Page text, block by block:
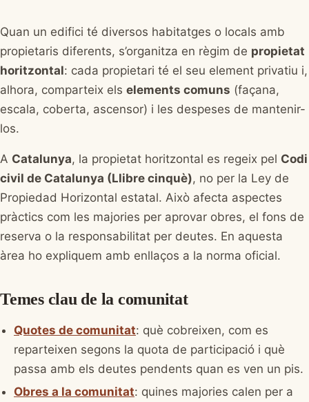
Quan un edifici té diversos habitatges o locals amb
propietaris diferents, s’organitza en règim de propietat
horitzontal: cada propietari té el seu element privatiu i,
alhora, comparteix els elements comuns (façana,
escala, coberta, ascensor) i les despeses de mantenir-
los.
A Catalunya, la propietat horitzontal es regeix pel Codi
civil de Catalunya (Llibre cinquè), no per la Ley de
Propiedad Horizontal estatal. Això afecta aspectes
pràctics com les majories per aprovar obres, el fons de
reserva o la responsabilitat per deutes. En aquesta
àrea ho expliquem amb enllaços a la norma oficial.
Temes clau de la comunitat
Quotes de comunitat: què cobreixen, com es
reparteixen segons la quota de participació i què
passa amb els deutes pendents quan es ven un pis.
Obres a la comunitat: quines majories calen per a